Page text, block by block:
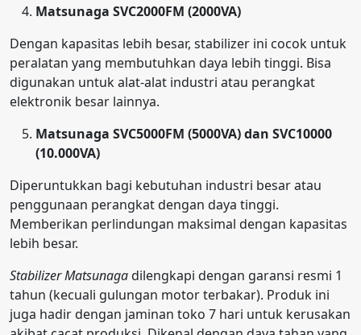
Matsunaga SVC2000FM (2000VA)
Dengan kapasitas lebih besar, stabilizer ini cocok untuk
peralatan yang membutuhkan daya lebih tinggi. Bisa
digunakan untuk alat-alat industri atau perangkat
elektronik besar lainnya.
Matsunaga SVC5000FM (5000VA) dan SVC10000
(10.000VA)
Diperuntukkan bagi kebutuhan industri besar atau
penggunaan perangkat dengan daya tinggi.
Memberikan perlindungan maksimal dengan kapasitas
lebih besar.
Stabilizer Matsunagadilengkapi dengan garansi resmi 1
tahun (kecuali gulungan motor terbakar). Produk ini
juga hadir dengan jaminan toko 7 hari untuk kerusakan